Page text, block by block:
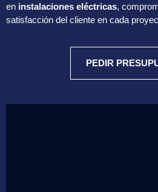
en instalaciones eléctricas,
satisfacción del cliente en cada
PEDIR